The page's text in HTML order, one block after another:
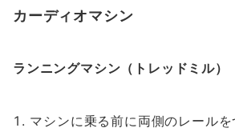
カーディオマシン
ランニングマシン（トレッドミル）
マシンに乗る前に両側のレール